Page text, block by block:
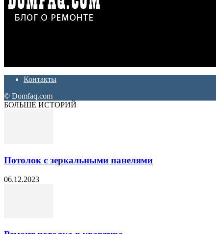
Контакты
© Domfaq.com
БОЛЬШЕ ИСТОРИЙ
Потолок с зеркальными панелями
06.12.2023